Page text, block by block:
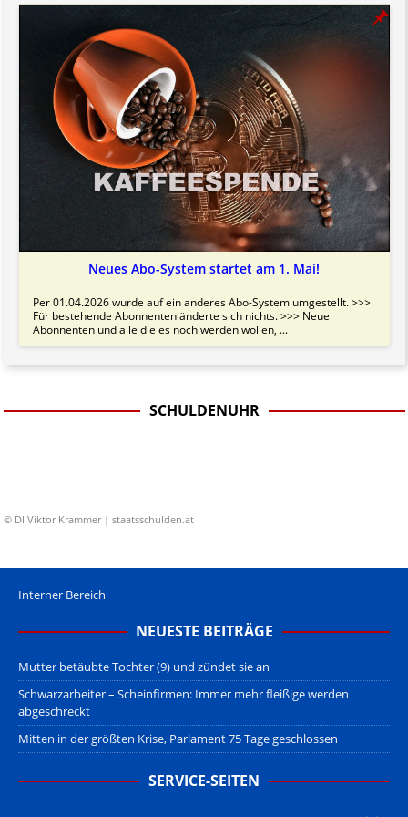
Neues Abo-System startet am 1. Mai!
Per 01.04.2026 wurde auf ein anderes Abo-System umgestellt. >>>
Für bestehende Abonnenten änderte sich nichts. >>> Neue
Abonnenten und alle die es noch werden wollen, ...
SCHULDENUHR
© DI Viktor Krammer | staatsschulden.at
Interner Bereich
NEUESTE BEITRÄGE
Mutter betäubte Tochter (9) und zündet sie an
Schwarzarbeiter – Scheinfirmen: Immer mehr fleißige werden
abgeschreckt
Mitten in der größten Krise, Parlament 75 Tage geschlossen
SERVICE-SEITEN